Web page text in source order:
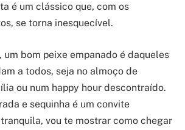
é um clássico que, com os
se torna inesquecível.
um bom peixe empanado é daqueles
a todos, seja no almoço de
ou num happy hour descontraído.
e sequinha é um convite
vou te mostrar como chegar